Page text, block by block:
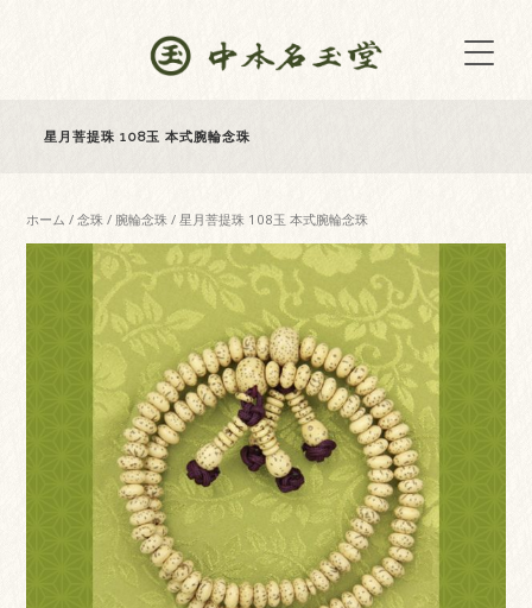
星月菩提珠 108玉 本式腕輪念珠
ホーム /念珠 / 腕輪念珠 / 星月菩提珠 108玉 本式腕輪念珠